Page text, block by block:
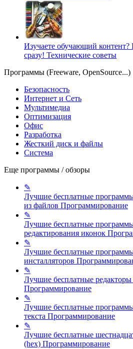
Изучаете обучающий контент?
сразу! Технические советы
Программы (Freeware, OpenSource...)
Безопасность
Интернет и Сеть
Мультимедиа
Оптимизация
Офис
Разработка
Жесткий диск и файлы
Система
Еще программы / обзоры
✎
Лучшие бесплатные программы
из файлов Программирование
✎
Лучшие бесплатные
редактирования иконок
✎
Лучшие бесплатные
инсталляторов
✎
Лучшие бесплатные редакторы
Программирование
✎
Лучшие бесплатные
текста Программирование
✎
Лучшие бесплатные
(hex) Программирование